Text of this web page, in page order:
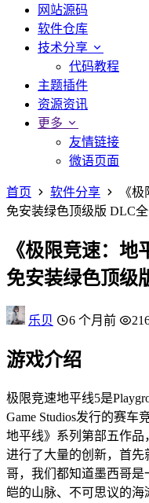
网站源码
软件仓库
技术分享
代码教程
主题插件
资源资讯
更多
友情链接
微语页面
首页 软件分享
《
免安装绿色顶级版 DLC
《极限竞速：地
免安装绿色顶级
乐贝 6 个月前
游戏介绍
极限竞速地平线5是
Game Studios发行的赛车
地平线》系列第部五作
进行了大量的创新，首
哥，我们都知道墨西哥
皑的山脉、不可思议的海